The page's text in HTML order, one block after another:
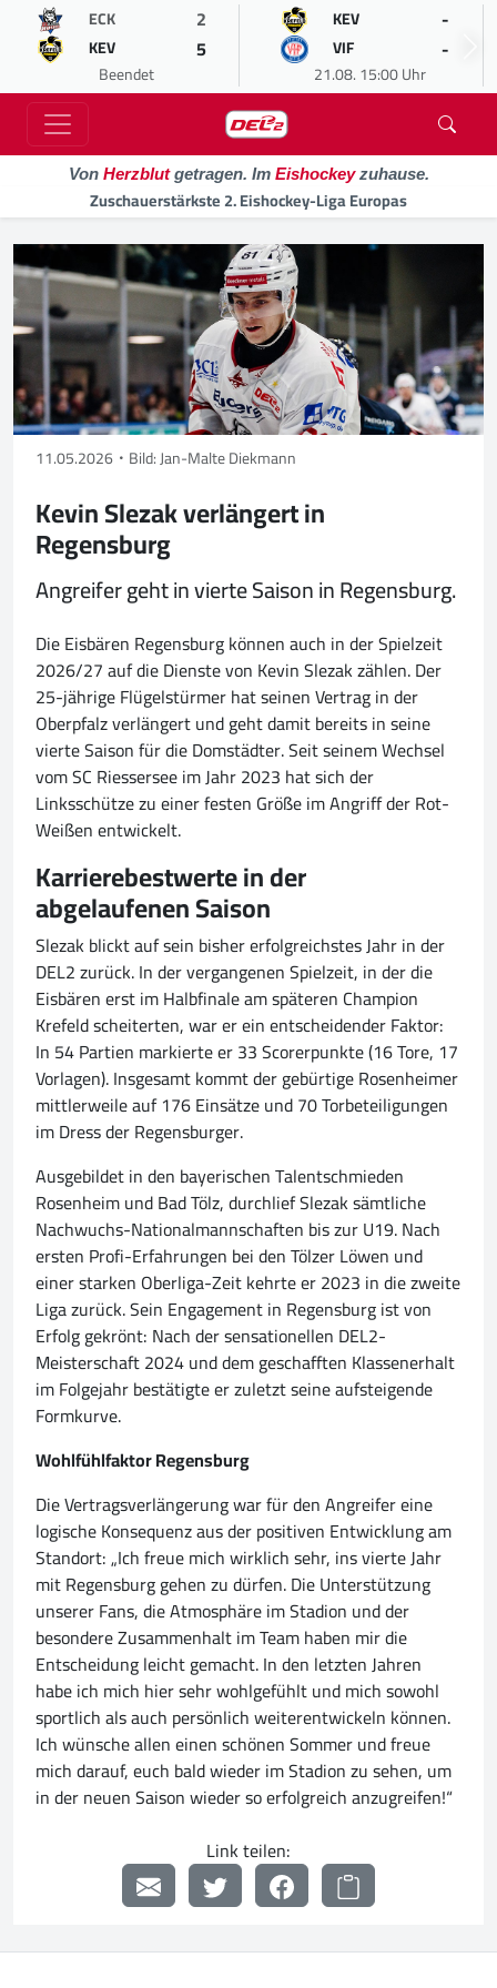
ECK 2
KEV 5
Beendet
KEV -
VIF -
21.08. 15:00 Uhr
Von Herzblutgetragen. Im Eishockeyzuhause.
Zuschauerstärkste 2. Eishockey-Liga Europas
11.05.2026 Bild: Jan-Malte Diekmann
Kevin Slezak verlängert in
Regensburg
Angreifer geht in vierte Saison in Regensburg.
Die Eisbären Regensburg können auch in der Spielzeit
2026/27 auf die Dienste von Kevin Slezak zählen. Der
25-jährige Flügelstürmer hat seinen Vertrag in der
Oberpfalz verlängert und geht damit bereits in seine
vierte Saison für die Domstädter. Seit seinem Wechsel
vom SC Riessersee im Jahr 2023 hat sich der
Linksschütze zu einer festen Größe im Angriff der Rot-
Weißen entwickelt.
Karrierebestwerte in der
abgelaufenen Saison
Slezak blickt auf sein bisher erfolgreichstes Jahr in der
DEL2 zurück. In der vergangenen Spielzeit, in der die
Eisbären erst im Halbfinale am späteren Champion
Krefeld scheiterten, war er ein entscheidender Faktor:
In 54 Partien markierte er 33 Scorerpunkte (16 Tore, 17
Vorlagen). Insgesamt kommt der gebürtige Rosenheimer
mittlerweile auf 176 Einsätze und 70 Torbeteiligungen
im Dress der Regensburger.
Ausgebildet in den bayerischen Talentschmieden
Rosenheim und Bad Tölz, durchlief Slezak sämtliche
Nachwuchs-Nationalmannschaften bis zur U19. Nach
ersten Profi-Erfahrungen bei den Tölzer Löwen und
einer starken Oberliga-Zeit kehrte er 2023 in die zweite
Liga zurück. Sein Engagement in Regensburg ist von
Erfolg gekrönt: Nach der sensationellen DEL2-
Meisterschaft 2024 und dem geschafften Klassenerhalt
im Folgejahr bestätigte er zuletzt seine aufsteigende
Formkurve.
Wohlfühlfaktor Regensburg
Die Vertragsverlängerung war für den Angreifer eine
logische Konsequenz aus der positiven Entwicklung am
Standort: „Ich freue mich wirklich sehr, ins vierte Jahr
mit Regensburg gehen zu dürfen. Die Unterstützung
unserer Fans, die Atmosphäre im Stadion und der
besondere Zusammenhalt im Team haben mir die
Entscheidung leicht gemacht. In den letzten Jahren
habe ich mich hier sehr wohlgefühlt und mich sowohl
sportlich als auch persönlich weiterentwickeln können.
Ich wünsche allen einen schönen Sommer und freue
mich darauf, euch bald wieder im Stadion zu sehen, um
in der neuen Saison wieder so erfolgreich anzugreifen!“
Link teilen: